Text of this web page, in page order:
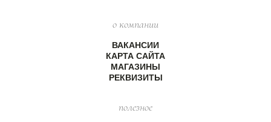
о компании
ВАКАНСИИ
КАРТА САЙТА
МАГАЗИНЫ
РЕКВИЗИТЫ
полезное